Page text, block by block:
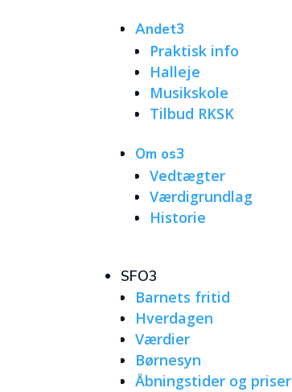
Andet3
Praktisk info
Halleje
Musikskole
Tilbud RKSK
Om os3
Vedtægter
Værdigrundlag
Historie
SFO3
Barnets fritid
Hverdagen
Værdier
Børnesyn
Åbningstider og priser